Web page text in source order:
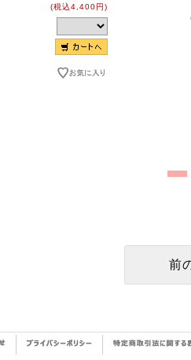
(税込4,400円)